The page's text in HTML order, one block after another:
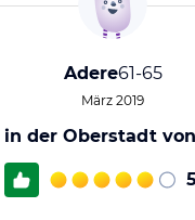
Adere61-65
März 2019
in der Oberstadt
5